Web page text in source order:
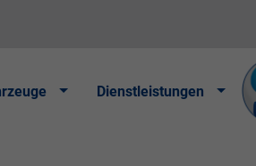
Dienstleistungen